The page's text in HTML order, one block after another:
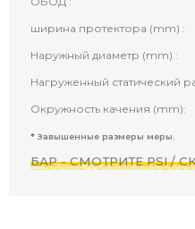
ширина протектора (mm) :
Наружный диаметр (mm) :
Нагруженный статический
Окружность качения (mm):
* Завышенные размеры меры.
БАР - СМОТРИТЕ PSI /